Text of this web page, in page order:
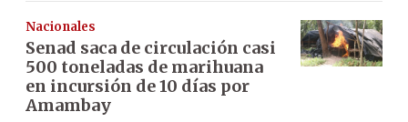
Nacionales
Senad saca de circulación casi
500 toneladas de marihuana
en incursión de 10 días por
Amambay